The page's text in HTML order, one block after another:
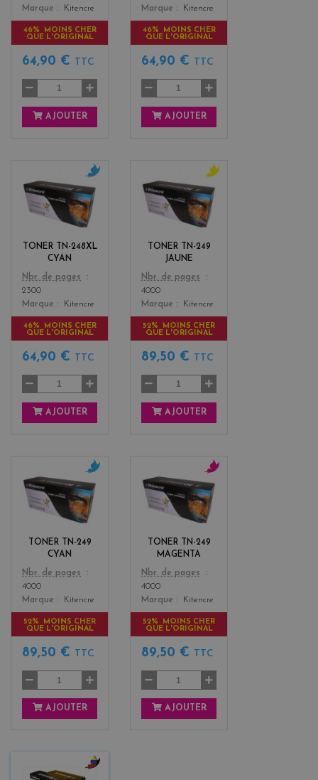
Marque
Kitencre
46% MOINS CHER
QUE L'ORIGINAL
64,90 € TTC
AJOUTER
Marque
Kitencre
46% MOINS CHER
QUE L'ORIGINAL
64,90 € TTC
AJOUTER
TONER TN-248XL
CYAN
Color
c
y
a
n
Nbr. de pages
2300
Marque
Kitencre
46% MOINS CHER
QUE L'ORIGINAL
64,90 € TTC
AJOUTER
TONER TN-249
JAUNE
Color
y
e
l
l
Nbr. de pages
4000
Marque
Kitencre
52% MOINS CHER
QUE L'ORIGINAL
89,50 € TTC
AJOUTER
TONER TN-249
CYAN
Color
c
y
a
n
Nbr. de pages
4000
Marque
Kitencre
52% MOINS CHER
QUE L'ORIGINAL
89,50 € TTC
AJOUTER
TONER TN-249
MAGENTA
Color
m
a
g
e
n
Nbr. de pages
4000
Marque
Kitencre
52% MOINS CHER
QUE L'ORIGINAL
89,50 € TTC
AJOUTER
b